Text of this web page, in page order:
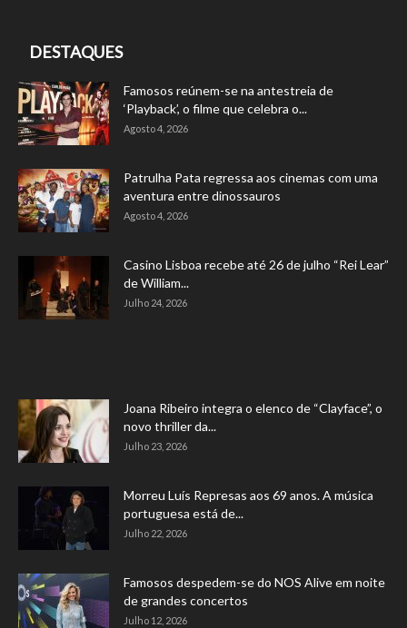
DESTAQUES
Famosos reúnem-se na antestreia de
‘Playback’, o filme que celebra o...
Agosto 4, 2026
Patrulha Pata regressa aos cinemas com uma
aventura entre dinossauros
Agosto 4, 2026
Casino Lisboa recebe até 26 de julho “Rei Lear”
de William...
Julho 24, 2026
Joana Ribeiro integra o elenco de “Clayface”, o
novo thriller da...
Julho 23, 2026
Morreu Luís Represas aos 69 anos. A música
portuguesa está de...
Julho 22, 2026
Famosos despedem-se do NOS Alive em noite
de grandes concertos
Julho 12, 2026